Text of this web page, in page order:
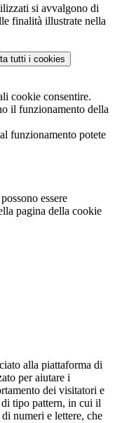
si avvalgono di
finalità illustrate nella
tutti i cookies
cookie consentire.
il funzionamento della
funzionamento potete
essere
pagina della cookie
alla piattaforma di
per aiutare i
dei visitatori e
tipo pattern, in cui il
numeri e lettere, che